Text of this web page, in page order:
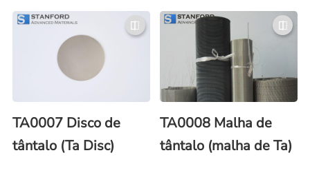
TA0007 Disco de
tântalo (Ta Disc)
TA0008 Malha de
tântalo (malha de Ta)